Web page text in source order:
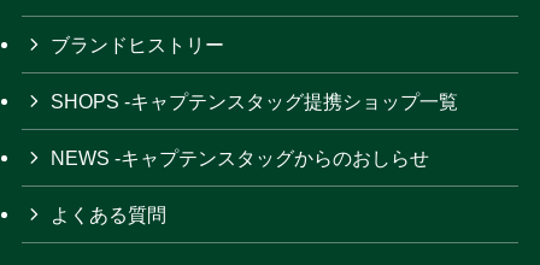
ブランドヒストリー
SHOPS -キャプテンスタッグ提携ショップ一覧
NEWS -キャプテンスタッグからのおしらせ
よくある質問